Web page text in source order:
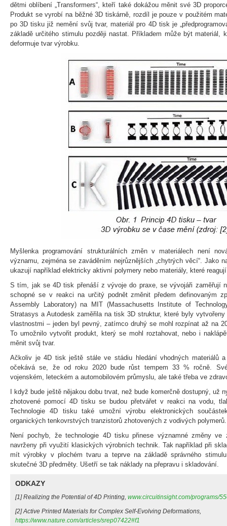
dětmi oblíbení „Transformers“, kteří také dokážou měnit své 3D
Produkt se vyrobí na běžné 3D tiskárně, rozdíl je pouze v použitém
po 3D tisku již nemění svůj tvar, materiál pro 4D tisk je
základě určitého stimulu později nastat. Příkladem může být materiál,
deformuje tvar výrobku.
Myšlenka programování strukturálních změn v materiálech není
významu, zejména se zaváděním nejrůznějších „chytrých věcí“. Jako
ukazují například elektricky aktivní polymery nebo materiály, které
S tím, jak se 4D tisk přenáší z vývoje do praxe, se vývojáři zaměřují
schopné se v reakci na určitý podnět změnit předem definovaným
Assembly Laboratory) na MIT (Massachusetts Institute of
Stratasys a Autodesk zaměřila na tisk 3D struktur, které byly
vlastnostmi – jeden byl pevný, zatímco druhý se mohl rozpínat až na
To umožnilo vytvořit produkt, který se mohl roztahovat, nebo i
měnit svůj tvar.
Ačkoliv je 4D tisk ještě stále ve stádiu hledání vhodných materiálů
očekává se, že od roku 2020 bude růst tempem 33 % ročně.
vojenském, leteckém a automobilovém průmyslu, ale také třeba ve
I když bude ještě nějakou dobu trvat, než bude komerčně dostupný, už
zhotovené pomocí 4D tisku se budou přetvářet v reakci na vodu,
Technologie 4D tisku také umožní výrobu elektronických
organických tenkovrstvých tranzistorů zhotovených z vodivých polymerů.
Není pochyb, že technologie 4D tisku přinese významné změny ve
navrženy při využití klasických výrobních technik. Tak například při
mít výrobky v plochém tvaru a teprve na základě správného
skutečné 3D předměty. Ušetří se tak náklady na přepravu i skladování.
ODKAZY
[1] Realizing the Potential of 4D Printing, www.circuitinsight.com/programs/
[2] Active Printed Materials for Complex Self-Evolving Deformations,
https://www.nature.com/articles/srep07422#f1